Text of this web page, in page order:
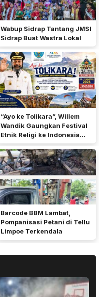
Wabup Sidrap Tantang JMSI
Sidrap Buat Wastra Lokal
“Ayo ke Tolikara”, Willem
Wandik Gaungkan Festival
Etnik Religi ke Indonesia
dan Dunia
Barcode BBM Lambat,
Pompanisasi Petani di Tellu
Limpoe Terkendala